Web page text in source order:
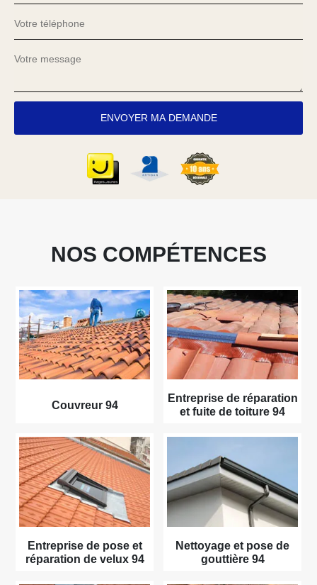
NOS COMPÉTENCES
Couvreur 94
Entreprise de réparation
et fuite de toiture 94
Entreprise de pose et
réparation de velux 94
Nettoyage et pose de
gouttière 94